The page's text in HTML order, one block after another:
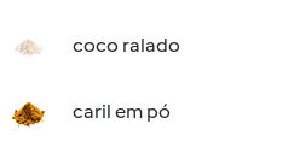
coco ralado
caril em pó